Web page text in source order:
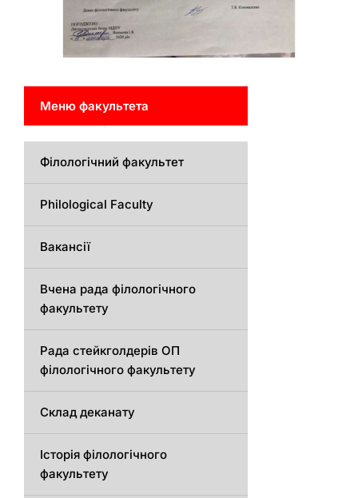
Меню факультета
Філологічний факультет
Philological Faculty
Вакансії
Вчена рада філологічного
факультету
Рада стейкголдерів ОП
філологічного факультету
Склад деканату
Історія філологічного
факультету